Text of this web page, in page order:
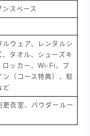
ンスペース
ルウェア、レンタルシ
、タオル、シューズキ
ロッカー、Wi-Fi、プ
ン（コース特典）、駐
ど
更衣室、パウダールー